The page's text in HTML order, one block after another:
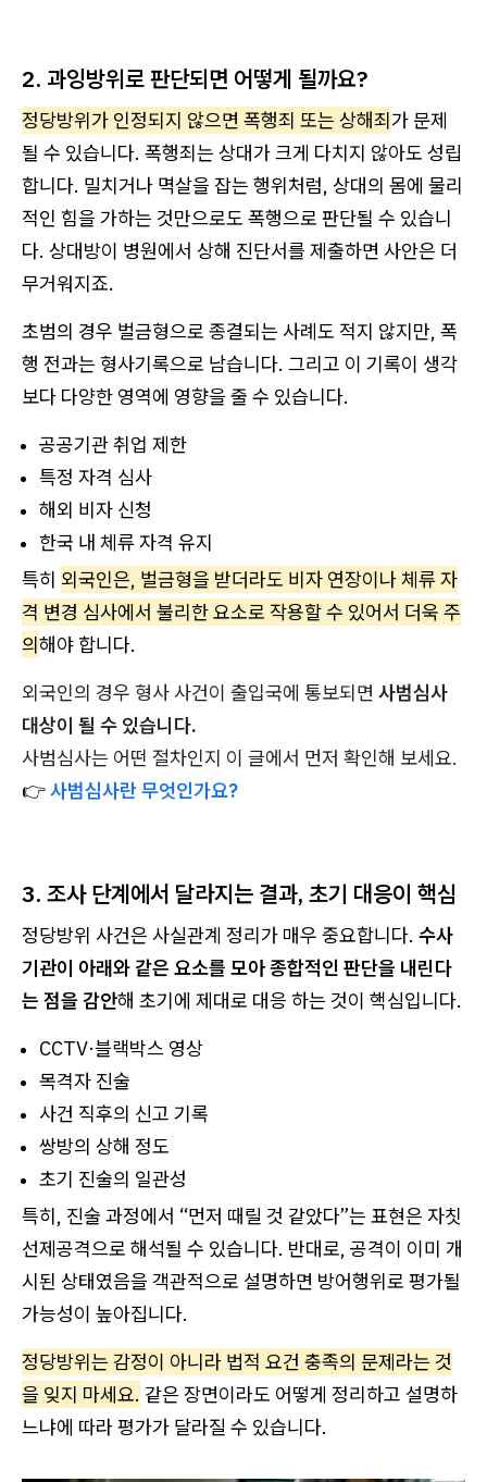
2. 과잉방위로 판단되면 어떻게 될까요?
정당방위가 인정되지 않으면 폭행죄 또는 상해죄가 문제
될 수 있습니다. 폭행죄는 상대가 크게 다치지 않아도 성립
합니다. 밀치거나 멱살을 잡는 행위처럼, 상대의 몸에 물리
적인 힘을 가하는 것만으로도 폭행으로 판단될 수 있습니
다. 상대방이 병원에서 상해 진단서를 제출하면 사안은 더
무거워지죠.
초범의 경우 벌금형으로 종결되는 사례도 적지 않지만, 폭
행 전과는 형사기록으로 남습니다. 그리고 이 기록이 생각
보다 다양한 영역에 영향을 줄 수 있습니다.
공공기관 취업 제한
특정 자격 심사
해외 비자 신청
한국 내 체류 자격 유지
특히 외국인은, 벌금형을 받더라도 비자 연장이나 체류 자
격 변경 심사에서 불리한 요소로 작용할 수 있어서 더욱 주
의해야 합니다.
외국인의 경우 형사 사건이 출입국에 통보되면 사범심사
대상이 될 수 있습니다.
사범심사는 어떤 절차인지 이 글에서 먼저 확인해 보세요.
👉사범심사란 무엇인가요?
3. 조사 단계에서 달라지는 결과, 초기 대응이 핵심
정당방위 사건은 사실관계 정리가 매우 중요합니다. 수사
기관이 아래와 같은 요소를 모아 종합적인 판단을 내린다
는 점을 감안해 초기에 제대로 대응 하는 것이 핵심입니다.
CCTV·블랙박스 영상
목격자 진술
사건 직후의 신고 기록
쌍방의 상해 정도
초기 진술의 일관성
특히, 진술 과정에서 “먼저 때릴 것 같았다”는 표현은 자칫
선제공격으로 해석될 수 있습니다. 반대로, 공격이 이미 개
시된 상태였음을 객관적으로 설명하면 방어행위로 평가될
가능성이 높아집니다.
정당방위는 감정이 아니라 법적 요건 충족의 문제라는 것
을 잊지 마세요. 같은 장면이라도 어떻게 정리하고 설명하
느냐에 따라 평가가 달라질 수 있습니다.